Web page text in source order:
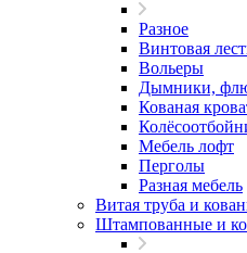
Разное
Винтовая
Вольеры
Дымники,
Кованая
Мебель лофт
Перголы
Разная мебель
Витая труба и
Штампованные и